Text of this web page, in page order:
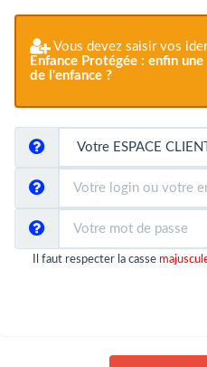
Vous devez saisir vos
Enfance Protégée : enfin
de l'enfance ?
Il faut respecter la casse